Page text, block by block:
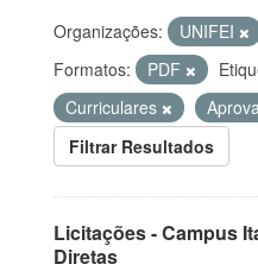
Organizações: UNIFEI
Formatos:
PDF
Curriculares
Filtrar Resultados
Licitações - Campus
Diretas